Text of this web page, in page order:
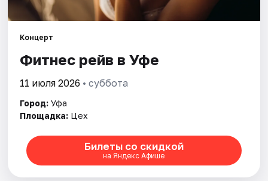
Города
Артисты
Рейтинги
Концерт
Фитнес рейв в Уфе
11 июля 2026 • суббота
Город: Уфа
Площадка: Цех
Билеты со скидкой
на Яндекс Афише